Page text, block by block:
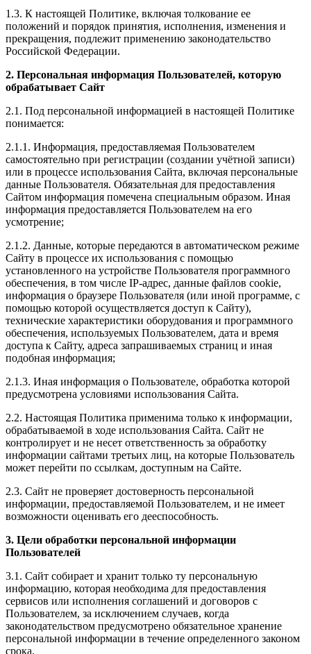
1.3. К настоящей Политике, включая толкование ее
положений и порядок принятия, исполнения, изменения и
прекращения, подлежит применению законодательство
Российской Федерации.
2. Персональная информация Пользователей, которую
обрабатывает Сайт
2.1. Под персональной информацией в настоящей Политике
понимается:
2.1.1. Информация, предоставляемая Пользователем
самостоятельно при регистрации (создании учётной записи)
или в процессе использования Сайта, включая персональные
данные Пользователя. Обязательная для предоставления
Сайтом информация помечена специальным образом. Иная
информация предоставляется Пользователем на его
усмотрение;
2.1.2. Данные, которые передаются в автоматическом режиме
Сайту в процессе их использования с помощью
установленного на устройстве Пользователя программного
обеспечения, в том числе IP-адрес, данные файлов cookie,
информация о браузере Пользователя (или иной программе, с
помощью которой осуществляется доступ к Сайту),
технические характеристики оборудования и программного
обеспечения, используемых Пользователем, дата и время
доступа к Сайту, адреса запрашиваемых страниц и иная
подобная информация;
2.1.3. Иная информация о Пользователе, обработка которой
предусмотрена условиями использования Сайта.
2.2. Настоящая Политика применима только к информации,
обрабатываемой в ходе использования Сайта. Сайт не
контролирует и не несет ответственность за обработку
информации сайтами третьих лиц, на которые Пользователь
может перейти по ссылкам, доступным на Сайте.
2.3. Сайт не проверяет достоверность персональной
информации, предоставляемой Пользователем, и не имеет
возможности оценивать его дееспособность.
3. Цели обработки персональной информации
Пользователей
3.1. Сайт собирает и хранит только ту персональную
информацию, которая необходима для предоставления
сервисов или исполнения соглашений и договоров с
Пользователем, за исключением случаев, когда
законодательством предусмотрено обязательное хранение
персональной информации в течение определенного законом
срока.